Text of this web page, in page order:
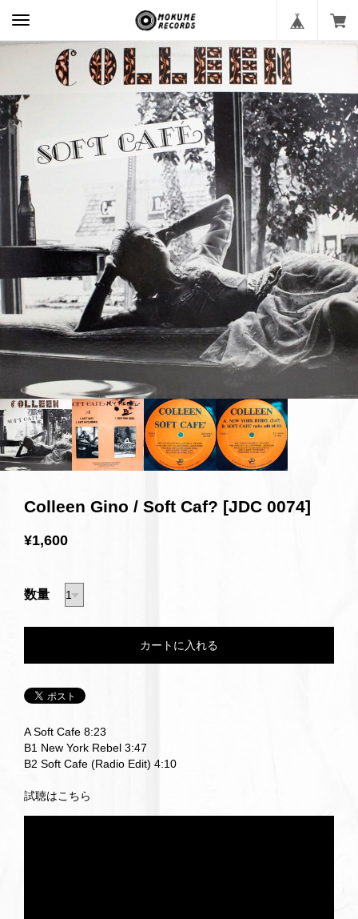
Colleen Gino / Soft Caf? [JDC 0074]
¥1,600
数量
A Soft Cafe 8:23
B1 New York Rebel 3:47
B2 Soft Cafe (Radio Edit) 4:10
試聴はこちら